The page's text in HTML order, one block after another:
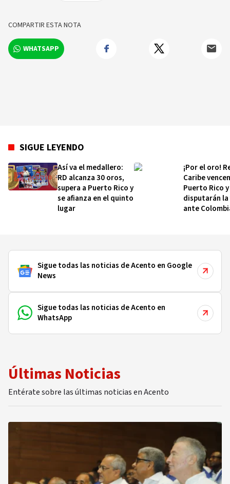
COMPARTIR ESTA NOTA
WHATSAPP
SIGUE LEYENDO
Así va el medallero:
RD alcanza 30 oros,
supera a Puerto Rico y
se afianza en el quinto
lugar
¡Por el oro!
Caribe
Puerto Rico y
disputarán
ante
Sigue todas las noticias de Acento en Google
News
Sigue todas las noticias de Acento en
WhatsApp